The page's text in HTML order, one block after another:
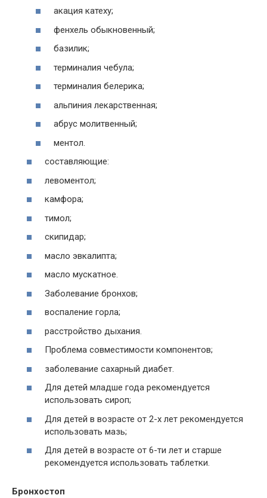
акация катеху;
фенхель обыкновенный;
базилик;
терминалия чебула;
терминалия белерика;
альпиния лекарственная;
абрус молитвенный;
ментол.
составляющие:
левоментол;
камфора;
тимол;
скипидар;
масло эвкалипта;
масло мускатное.
Заболевание бронхов;
воспаление горла;
расстройство дыхания.
Проблема совместимости компонентов;
заболевание сахарный диабет.
Для детей младше года рекомендуется
использовать сироп;
Для детей в возрасте от 2-х лет рекомендуется
использовать мазь;
Для детей в возрасте от 6-ти лет и старше
рекомендуется использовать таблетки.
Бронхостоп